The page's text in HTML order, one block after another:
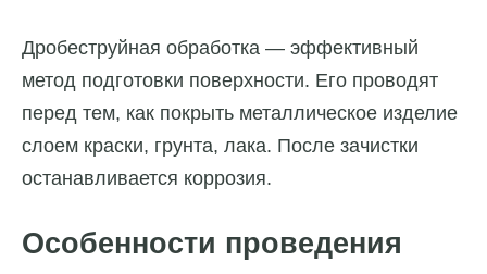
Дробеструйная обработка — эффективный
метод подготовки поверхности. Его проводят
перед тем, как покрыть металлическое изделие
слоем краски, грунта, лака. После зачистки
останавливается коррозия.
Особенности проведения